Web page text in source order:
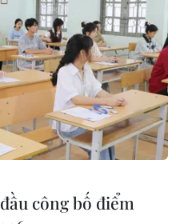
học sinh ở
COVID-19
công bố điểm